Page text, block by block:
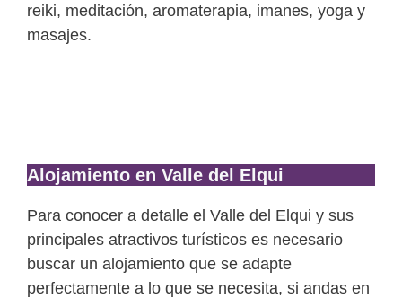
reiki, meditación, aromaterapia, imanes, yoga y
masajes.
Alojamiento en Valle del Elqui
Para conocer a detalle el Valle del Elqui y sus
principales atractivos turísticos es necesario
buscar un alojamiento que se adapte
perfectamente a lo que se necesita, si andas en